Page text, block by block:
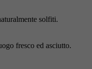
solfiti.
fresco ed asciutto.